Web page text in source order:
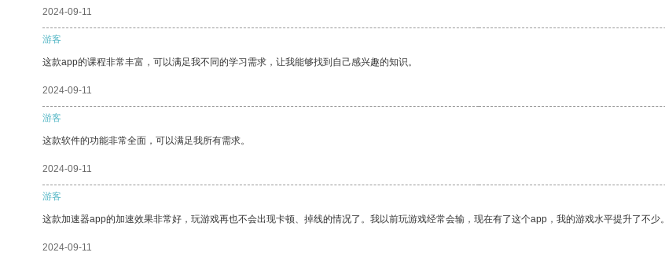
2024-09-11
游客
这款app的课程非常丰富，可以满足我不同的学习需求，让我能够找到自己感兴趣的知识。
2024-09-11
游客
这款软件的功能非常全面，可以满足我所有需求。
2024-09-11
游客
这款加速器app的加速效果非常好，玩游戏再也不会出现卡顿、掉线的情况了。我以前玩游戏经常会输，现在有了这个app，我的游戏水平提升了不少。
2024-09-11